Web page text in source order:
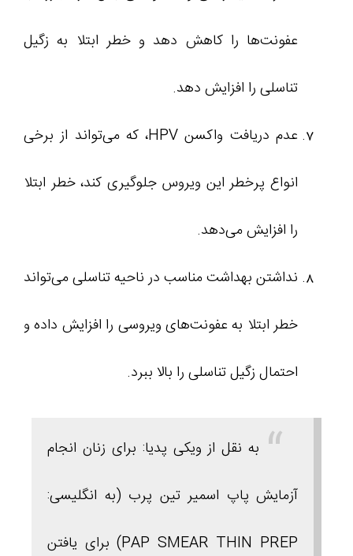
عفونت‌ها را کاهش دهد و خطر ابتلا به زگیل
تناسلی را افزایش دهد.
عدم دریافت واکسن HPV، که می‌تواند از برخی
انواع پرخطر این ویروس جلوگیری کند، خطر ابتلا
را افزایش می‌دهد.
نداشتن بهداشت مناسب در ناحیه تناسلی می‌تواند
خطر ابتلا به عفونت‌های ویروسی را افزایش داده و
احتمال زگیل تناسلی را بالا ببرد.
به نقل از ویکی پدیا: برای زنان انجام
آزمایش پاپ اسمیر تین پرب (به انگلیسی:
PAP SMEAR THIN PREP) برای یافتن